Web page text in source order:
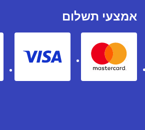
אמצעי תשלום
Mastercard
Visa